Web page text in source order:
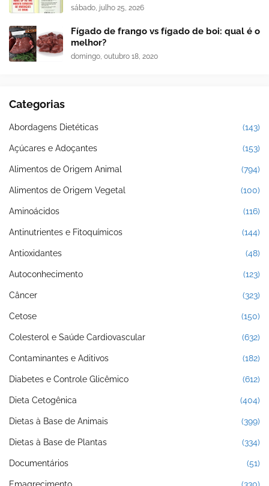
sábado, julho 25, 2026
Fígado de frango vs fígado de boi: qual é o
melhor?
domingo, outubro 18, 2020
Categorias
Abordagens Dietéticas (143)
Açúcares e Adoçantes (153)
Alimentos de Origem Animal (794)
Alimentos de Origem Vegetal (100)
Aminoácidos (116)
Antinutrientes e Fitoquímicos (144)
Antioxidantes (48)
Autoconhecimento (123)
Câncer (323)
Cetose (150)
Colesterol e Saúde Cardiovascular (632)
Contaminantes e Aditivos (182)
Diabetes e Controle Glicêmico (612)
Dieta Cetogênica (404)
Dietas à Base de Animais (399)
Dietas à Base de Plantas (334)
Documentários (51)
Emagrecimento (330)